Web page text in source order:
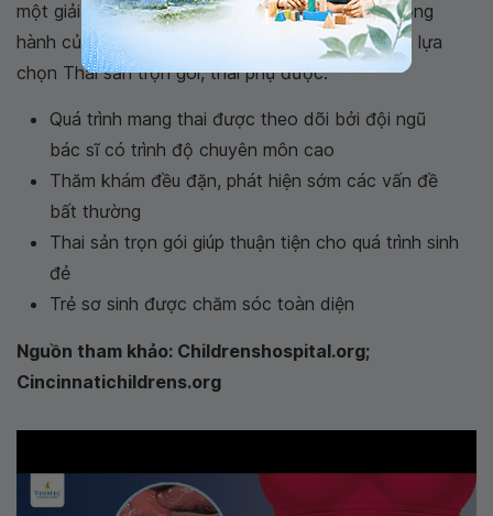
một giải pháp giúp mẹ bầu an tâm vì đã có sự đồng
hành của đội ngũ y bác sĩ trong suốt thai kỳ. Khi lựa
chọn Thai sản trọn gói, thai phụ được:
Quá trình mang thai được theo dõi bởi đội ngũ
bác sĩ có trình độ chuyên môn cao
Thăm khám đều đặn, phát hiện sớm các vấn đề
bất thường
Thai sản trọn gói giúp thuận tiện cho quá trình sinh
đẻ
Trẻ sơ sinh được chăm sóc toàn diện
Nguồn tham khảo: Childrenshospital.org;
Cincinnatichildrens.org